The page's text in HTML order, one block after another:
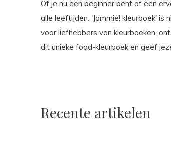
Of je nu een beginner bent of een
alle leeftijden. 'Jammie! kleurboek' is
voor liefhebbers van kleurboeken,
dit unieke food-kleurboek en geef
Recente artikelen